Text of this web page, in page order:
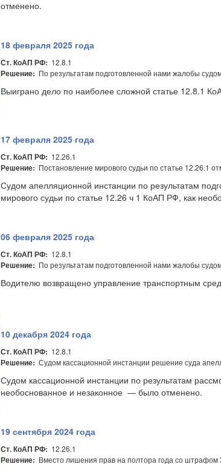
отменено.
18 февраля 2025 года
Ст. КоАП РФ: 12.8.1
Решение: По результатам подготовленной нами жалобы
Выиграно дело по наиболее сложной статье 12.8.1
17 февраля 2025 года
Ст. КоАП РФ: 12.26.1
Решение: Постановление мирового судьи по статье 12.26.1
Судом апелляционной инстанции по результатам
мирового судьи по статье 12.26 ч 1 КоАП РФ, как
06 февраля 2025 года
Ст. КоАП РФ: 12.8.1
Решение: По результатам подготовленной нами жалобы
Водителю возвращено управление транспортным
10 декабря 2024 года
Ст. КоАП РФ: 12.8.1
Решение: Судом кассационной инстанции решение суда
Судом кассационной инстанции по результатам
необоснованное и незаконное — было отменено.
19 сентября 2024 года
Ст. КоАП РФ: 12.26.1
Решение: Вместо лишения прав на полтора года со штрафом